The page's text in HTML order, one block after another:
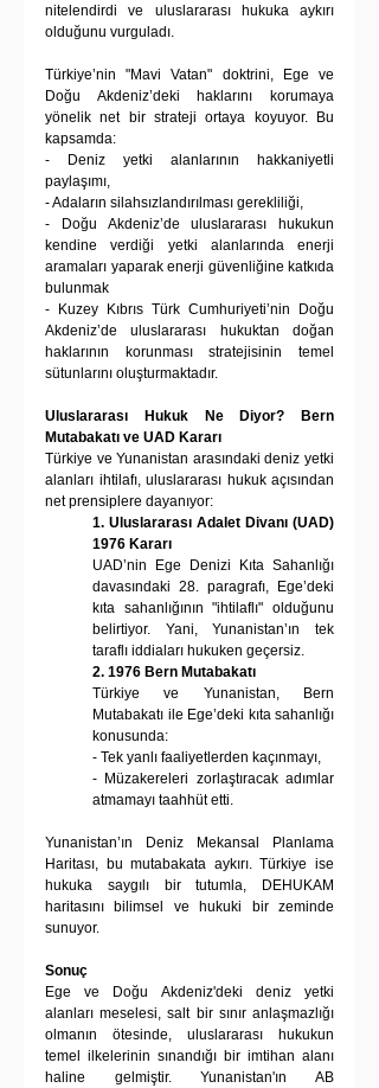
nitelendirdi ve uluslararası hukuka aykırı
olduğunu vurguladı.
Türkiye’nin "Mavi Vatan" doktrini, Ege ve
Doğu Akdeniz’deki haklarını korumaya
yönelik net bir strateji ortaya koyuyor. Bu
kapsamda:
- Deniz yetki alanlarının hakkaniyetli
paylaşımı,
- Adaların silahsızlandırılması gerekliliği,
- Doğu Akdeniz’de uluslararası hukukun
kendine verdiği yetki alanlarında enerji
aramaları yaparak enerji güvenliğine katkıda
bulunmak
- Kuzey Kıbrıs Türk Cumhuriyeti’nin Doğu
Akdeniz’de uluslararası hukuktan doğan
haklarının korunması stratejisinin temel
sütunlarını oluşturmaktadır.
Uluslararası Hukuk Ne Diyor? Bern
Mutabakatı ve UAD Kararı
Türkiye ve Yunanistan arasındaki deniz yetki
alanları ihtilafı, uluslararası hukuk açısından
net prensiplere dayanıyor:
1. Uluslararası Adalet Divanı (UAD)
1976 Kararı
UAD’nin Ege Denizi Kıta Sahanlığı
davasındaki 28. paragrafı, Ege’deki
kıta sahanlığının "ihtilaflı" olduğunu
belirtiyor. Yani, Yunanistan’ın tek
taraflı iddiaları hukuken geçersiz.
2. 1976 Bern Mutabakatı
Türkiye ve Yunanistan, Bern
Mutabakatı ile Ege’deki kıta sahanlığı
konusunda:
- Tek yanlı faaliyetlerden kaçınmayı,
- Müzakereleri zorlaştıracak adımlar
atmamayı taahhüt etti.
Yunanistan’ın Deniz Mekansal Planlama
Haritası, bu mutabakata aykırı. Türkiye ise
hukuka saygılı bir tutumla, DEHUKAM
haritasını bilimsel ve hukuki bir zeminde
sunuyor.
Sonuç
Ege ve Doğu Akdeniz'deki deniz yetki
alanları meselesi, salt bir sınır anlaşmazlığı
olmanın ötesinde, uluslararası hukukun
temel ilkelerinin sınandığı bir imtihan alanı
haline gelmiştir. Yunanistan'ın AB